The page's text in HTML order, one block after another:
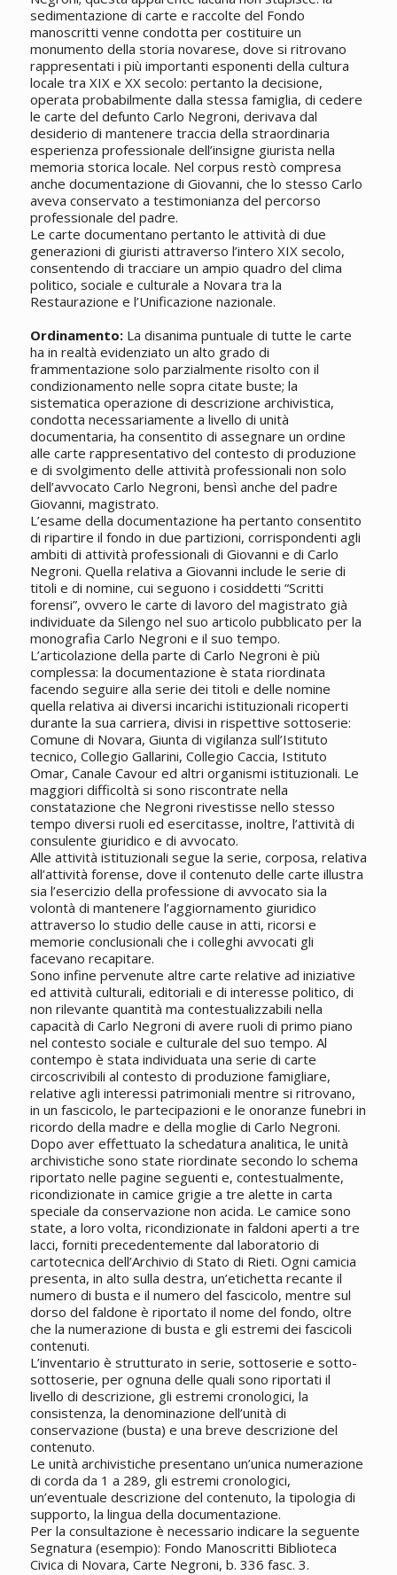
sedimentazione di carte e raccolte del Fondo
manoscritti venne condotta per costituire un
monumento della storia novarese, dove si ritrovano
rappresentati i più importanti esponenti della cultura
locale tra XIX e XX secolo: pertanto la decisione,
operata probabilmente dalla stessa famiglia, di cedere
le carte del defunto Carlo Negroni, derivava dal
desiderio di mantenere traccia della straordinaria
esperienza professionale dell’insigne giurista nella
memoria storica locale. Nel corpus restò compresa
anche documentazione di Giovanni, che lo stesso Carlo
aveva conservato a testimonianza del percorso
professionale del padre.
Le carte documentano pertanto le attività di due
generazioni di giuristi attraverso l’intero XIX secolo,
consentendo di tracciare un ampio quadro del clima
politico, sociale e culturale a Novara tra la
Restaurazione e l’Unificazione nazionale.
Ordinamento:La disanima puntuale di tutte le carte
ha in realtà evidenziato un alto grado di
frammentazione solo parzialmente risolto con il
condizionamento nelle sopra citate buste; la
sistematica operazione di descrizione archivistica,
condotta necessariamente a livello di unità
documentaria, ha consentito di assegnare un ordine
alle carte rappresentativo del contesto di produzione
e di svolgimento delle attività professionali non solo
dell’avvocato Carlo Negroni, bensì anche del padre
Giovanni, magistrato.
L’esame della documentazione ha pertanto consentito
di ripartire il fondo in due partizioni, corrispondenti agli
ambiti di attività professionali di Giovanni e di Carlo
Negroni. Quella relativa a Giovanni include le serie di
titoli e di nomine, cui seguono i cosiddetti “Scritti
forensi”, ovvero le carte di lavoro del magistrato già
individuate da Silengo nel suo articolo pubblicato per la
monografia Carlo Negroni e il suo tempo.
L’articolazione della parte di Carlo Negroni è più
complessa: la documentazione è stata riordinata
facendo seguire alla serie dei titoli e delle nomine
quella relativa ai diversi incarichi istituzionali ricoperti
durante la sua carriera, divisi in rispettive sottoserie:
Comune di Novara, Giunta di vigilanza sull’Istituto
tecnico, Collegio Gallarini, Collegio Caccia, Istituto
Omar, Canale Cavour ed altri organismi istituzionali. Le
maggiori difficoltà si sono riscontrate nella
constatazione che Negroni rivestisse nello stesso
tempo diversi ruoli ed esercitasse, inoltre, l’attività di
consulente giuridico e di avvocato.
Alle attività istituzionali segue la serie, corposa, relativa
all’attività forense, dove il contenuto delle carte illustra
sia l’esercizio della professione di avvocato sia la
volontà di mantenere l’aggiornamento giuridico
attraverso lo studio delle cause in atti, ricorsi e
memorie conclusionali che i colleghi avvocati gli
facevano recapitare.
Sono infine pervenute altre carte relative ad iniziative
ed attività culturali, editoriali e di interesse politico, di
non rilevante quantità ma contestualizzabili nella
capacità di Carlo Negroni di avere ruoli di primo piano
nel contesto sociale e culturale del suo tempo. Al
contempo è stata individuata una serie di carte
circoscrivibili al contesto di produzione famigliare,
relative agli interessi patrimoniali mentre si ritrovano,
in un fascicolo, le partecipazioni e le onoranze funebri in
ricordo della madre e della moglie di Carlo Negroni.
Dopo aver effettuato la schedatura analitica, le unità
archivistiche sono state riordinate secondo lo schema
riportato nelle pagine seguenti e, contestualmente,
ricondizionate in camice grigie a tre alette in carta
speciale da conservazione non acida. Le camice sono
state, a loro volta, ricondizionate in faldoni aperti a tre
lacci, forniti precedentemente dal laboratorio di
cartotecnica dell’Archivio di Stato di Rieti. Ogni camicia
presenta, in alto sulla destra, un’etichetta recante il
numero di busta e il numero del fascicolo, mentre sul
dorso del faldone è riportato il nome del fondo, oltre
che la numerazione di busta e gli estremi dei fascicoli
contenuti.
L’inventario è strutturato in serie, sottoserie e sotto-
sottoserie, per ognuna delle quali sono riportati il
livello di descrizione, gli estremi cronologici, la
consistenza, la denominazione dell’unità di
conservazione (busta) e una breve descrizione del
contenuto.
Le unità archivistiche presentano un’unica numerazione
di corda da 1 a 289, gli estremi cronologici,
un’eventuale descrizione del contenuto, la tipologia di
supporto, la lingua della documentazione.
Per la consultazione è necessario indicare la seguente
Segnatura (esempio): Fondo Manoscritti Biblioteca
Civica di Novara, Carte Negroni, b. 336 fasc. 3.